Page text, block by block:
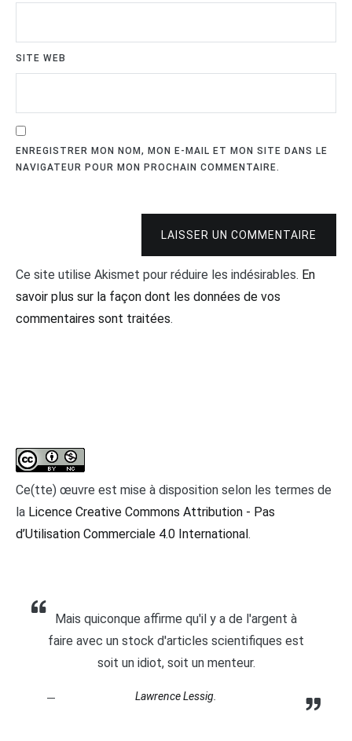
SITE WEB
ENREGISTRER MON NOM, MON E-MAIL ET MON SITE DANS LE
NAVIGATEUR POUR MON PROCHAIN COMMENTAIRE.
LAISSER UN COMMENTAIRE
Ce site utilise Akismet pour réduire les indésirables. En
savoir plus sur la façon dont les données de vos
commentaires sont traitées.
Ce(tte) œuvre est mise à disposition selon les termes de
la Licence Creative Commons Attribution - Pas
d’Utilisation Commerciale 4.0 International.
Mais quiconque affirme qu'il y a de l'argent à
faire avec un stock d'articles scientifiques est
soit un idiot, soit un menteur.
Lawrence Lessig.